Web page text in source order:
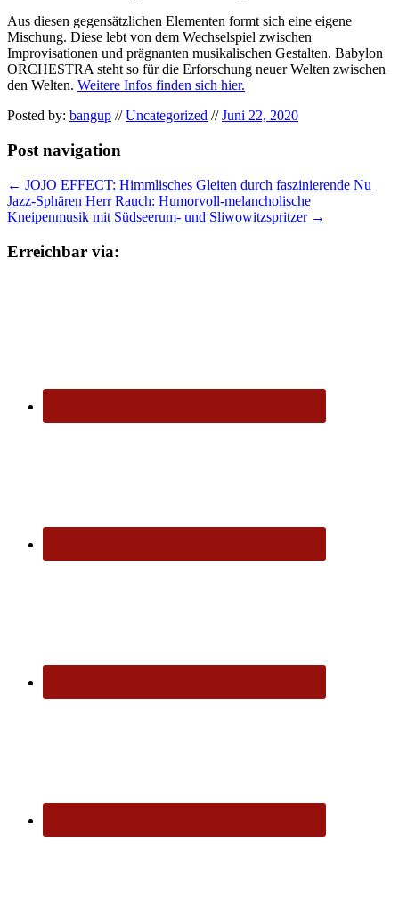
Aus diesen gegensätzlichen Elementen formt sich eine eigene
Mischung. Diese lebt von dem Wechselspiel zwischen
Improvisationen und prägnanten musikalischen Gestalten. Babylon
ORCHESTRA steht so für die Erforschung neuer Welten zwischen
den Welten. Weitere Infos finden sich hier.
Posted by: bangup // Uncategorized // Juni 22, 2020
Post navigation
← JOJO EFFECT: Himmlisches Gleiten durch faszinierende Nu
Jazz-Sphären Herr Rauch: Humorvoll-melancholische
Kneipenmusik mit Südseerum- und Sliwowitzspritzer →
Erreichbar via: